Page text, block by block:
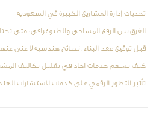
تحديات إدارة المشاريع الكبيرة في السعودية
الفرق بين الرفع المساحي والطبوغرافي: متى
قبل توقيع عقد البناء: نصائح هندسية لا غنى
كيف تسهم خدمات اجاد في تقليل تكاليف
تأثير التطور الرقمي على خدمات الاستشارات